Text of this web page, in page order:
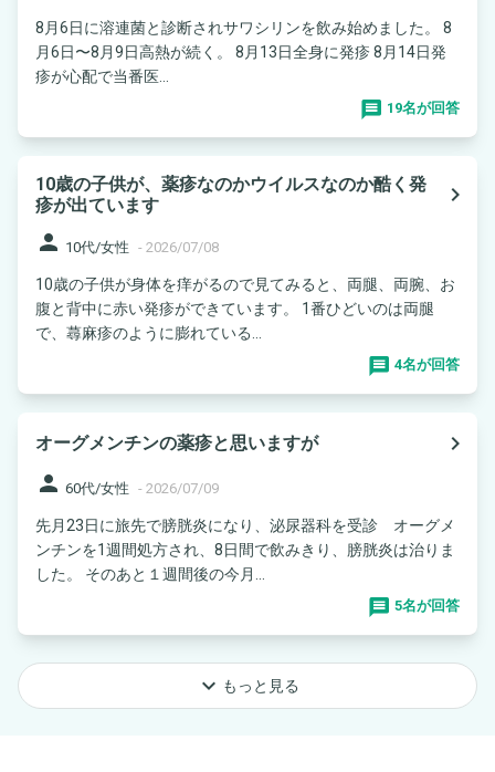
8月6日に溶連菌と診断されサワシリンを飲み始めました。 8
月6日〜8月9日高熱が続く。 8月13日全身に発疹 8月14日発
疹が心配で当番医...
19名が回答
10歳の子供が、薬疹なのかウイルスなのか酷く発
疹が出ています
navigate_next
person 10代/女性 - 2026/07/08
10歳の子供が身体を痒がるので見てみると、両腿、両腕、お
腹と背中に赤い発疹ができています。 1番ひどいのは両腿
で、蕁麻疹のように膨れている...
4名が回答
オーグメンチンの薬疹と思いますが
navigate_next
person 60代/女性 - 2026/07/09
先月23日に旅先で膀胱炎になり、泌尿器科を受診 オーグメ
ンチンを1週間処方され、8日間で飲みきり、膀胱炎は治りま
した。 そのあと１週間後の今月...
5名が回答
keyboard_arrow_down もっと見る